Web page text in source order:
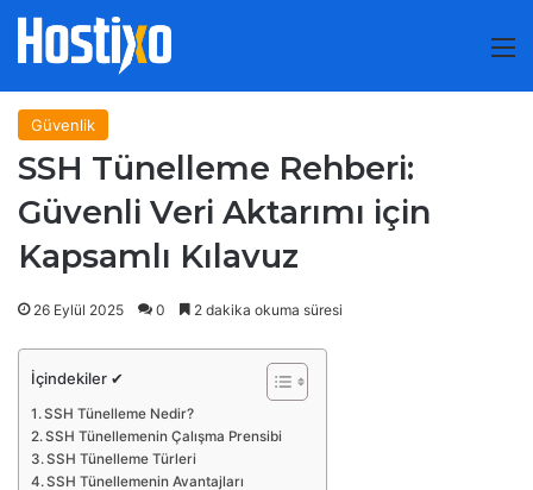
Güvenlik
SSH Tünelleme Rehberi:
Güvenli Veri Aktarımı için
Kapsamlı Kılavuz
26 Eylül 2025 0 2 dakika okuma süresi
İçindekiler ✔
SSH Tünelleme Nedir?
SSH Tünellemenin Çalışma Prensibi
SSH Tünelleme Türleri
SSH Tünellemenin Avantajları